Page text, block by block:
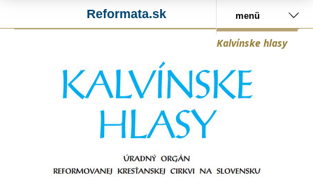
Reformata.sk menü
Kalvínske hlasy